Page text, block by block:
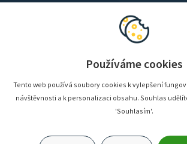
Biatlon Brno
Používáme cookies
Tento web používá soubory cookies k vylepšení
návštěvnosti a k personalizaci obsahu. Souhlas
'Souhlasím'.